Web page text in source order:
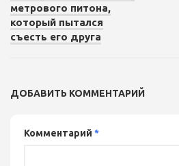
метрового питона,
который пытался
съесть его друга
ДОБАВИТЬ КОММЕНТАРИЙ
Комментарий *